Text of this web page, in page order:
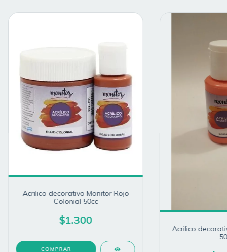
Acrilico decorativo Monitor Rojo
Colonial 50cc
$1.300
Acrilico